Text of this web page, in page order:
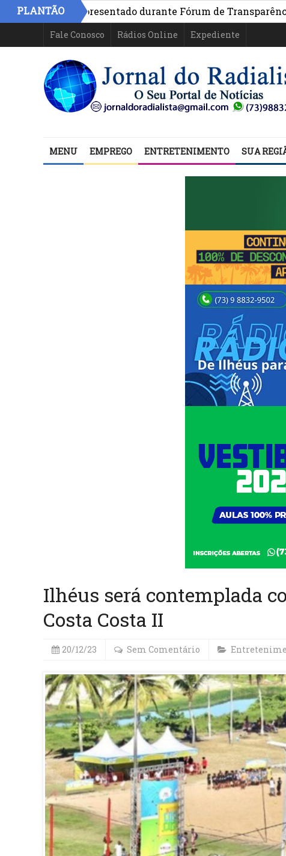
PLANTÃO
é apresentado durante Fórum de Transparência da
Fale Conosco Rádios Online Expediente
MENU EMPREGO ENTRETENIMENTO SUA
Ilhéus será contemplada
Costa Costa II
20/12/23 Sem Comentário